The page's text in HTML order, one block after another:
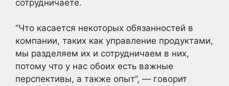
сотрудничаете.
“Что касается некоторых обязанностей в
компании, таких как управление продуктами,
мы разделяем их и сотрудничаем в них,
потому что у нас обоих есть важные
перспективы, а также опыт”, — говорит